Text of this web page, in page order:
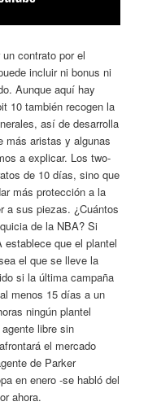
contrato por el
incluir ni bonus ni
Aunque aquí hay
10 también recogen la
así de desarrolla
más aristas y algunas
a explicar. Los two-
de 10 días, sino que
más protección a la
a sus piezas. ¿Cuántos
de la NBA? Si
establece que el plantel
el que se lleve la
si la última campaña
menos 15 días a un
ningún plantel
libre sin
el mercado
de Parker
en enero -se habló del
ahora.